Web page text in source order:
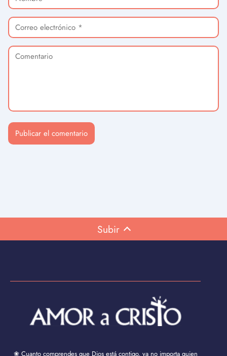
Subir
❀ Cuanto comprendes que Dios está contigo, ya no importa quien